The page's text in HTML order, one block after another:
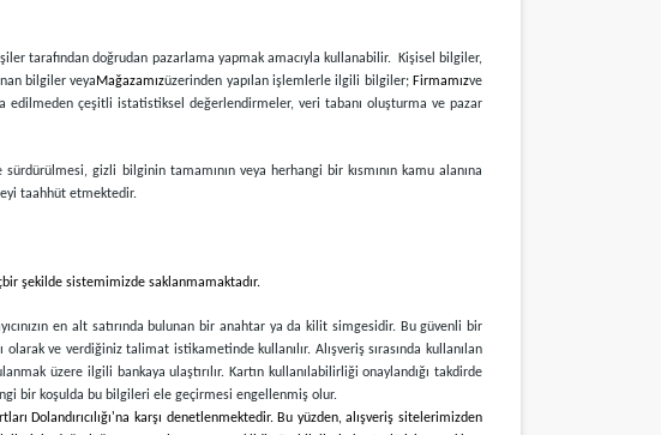
tarafından doğrudan pazarlama yapmak amacıyla kullanabilir. Kişisel bilgiler,
bilgiler veya Mağazamızüzerinden yapılan işlemlerle ilgili bilgiler; Firmamızve
çeşitli istatistiksel değerlendirmeler, veri tabanı oluşturma ve pazar
gizli bilginin tamamının veya herhangi bir kısmının kamu alanına
taahhüt etmektedir.
şekilde sistemimizde saklanmamaktadır.
en alt satırında bulunan bir anahtar ya da kilit simgesidir. Bu güvenli bir
ve verdiğiniz talimat istikametinde kullanılır. Alışveriş sırasında kullanılan
üzere ilgili bankaya ulaştırılır. Kartın kullanılabilirliği onaylandığı takdirde
bir koşulda bu bilgileri ele geçirmesi engellenmiş olur.
karşı denetlenmektedir. Bu yüzden, alışveriş sitelerimizden